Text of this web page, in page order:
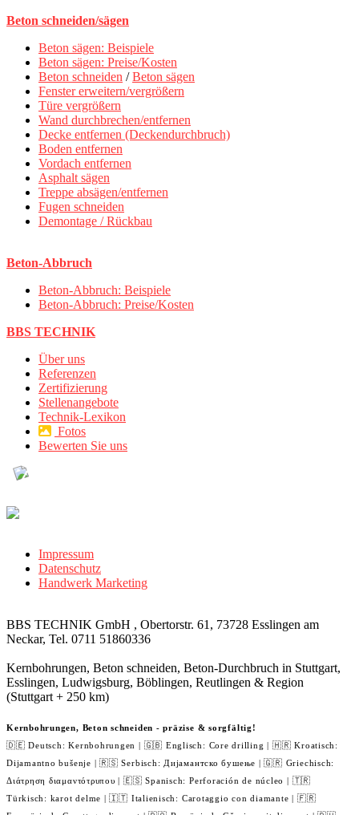
Beton schneiden/sägen
Beton sägen: Beispiele
Beton sägen: Preise/Kosten
Beton schneiden /Beton sägen
Fenster erweitern/vergrößern
Türe vergrößern
Wand durchbrechen/entfernen
Decke entfernen (Deckendurchbruch)
Boden entfernen
Vordach entfernen
Asphalt sägen
Treppe absägen/entfernen
Fugen schneiden
Demontage / Rückbau
Beton-Abbruch
Beton-Abbruch: Beispiele
Beton-Abbruch: Preise/Kosten
BBS TECHNIK
Über uns
Referenzen
Zertifizierung
Stellenangebote
Technik-Lexikon
Fotos
Bewerten Sie uns
Impressum
Datenschutz
Handwerk Marketing
BBS TECHNIK GmbH , Obertorstr. 61, 73728 Esslingen am
Neckar, Tel. 0711 51860336
Kernbohrungen, Beton schneiden, Beton-Durchbruch in Stuttgart,
Esslingen, Ludwigsburg, Böblingen, Reutlingen & Region
(Stuttgart + 250 km)
Kernbohrungen, Beton schneiden - präzise & sorgfältig!
🇩🇪 Deutsch: Kernbohrungen | 🇬🇧 Englisch: Core drilling | 🇭🇷 Kroatisch:
Dijamantno bušenje | 🇷🇸 Serbisch: Дијамантско бушење | 🇬🇷 Griechisch:
Διάτρηση διαμαντότρυπου | 🇪🇸 Spanisch: Perforación de núcleo | 🇹🇷
Türkisch: karot delme | 🇮🇹 Italienisch: Carotaggio con diamante | 🇫🇷